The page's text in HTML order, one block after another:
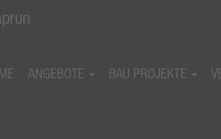
ANGEBOTE BAU PROJEKTE
"Wohnen am